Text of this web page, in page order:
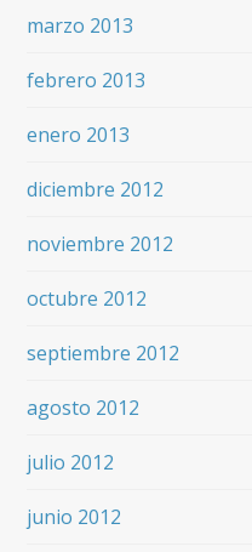
marzo 2013
febrero 2013
enero 2013
diciembre 2012
noviembre 2012
octubre 2012
septiembre 2012
agosto 2012
julio 2012
junio 2012